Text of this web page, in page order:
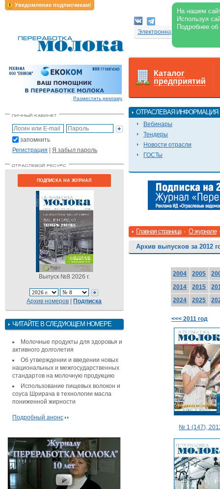
Уведомление подписчикам!
На нашем
Используя
Подробнее
Электронная версия
Разместить рекламу
запомнить
Регистрация | Я забыл пароль
ПОДПИСКА НА ЖУРНАЛ
Выпуск №8 2026 г.
Архив номеров |Подписка
ЧИТАЙТЕ В СЛЕДУЮЩЕМ НОМЕРЕ
Молочные продукты для здоровья и
активного долголетия
Об утверждении и введении новых
национальных и межгосударственных
стандартов на молочную продукцию
Использование пищевых волокон и
соуса Шрирача в технологии масла
пониженной жирности
Подробный анонс
Каталог
предприятий
ОТРАСЛЕВАЯ ИНФОРМАЦИЯ
Вебинары
Тендеры
Новости отрасли
ГОСТы
Главная страница О журнале
Архив выпусков за 2012
2004 2005
2014
2015
2024
2025
<<< 2011 год
№ 1 (147),